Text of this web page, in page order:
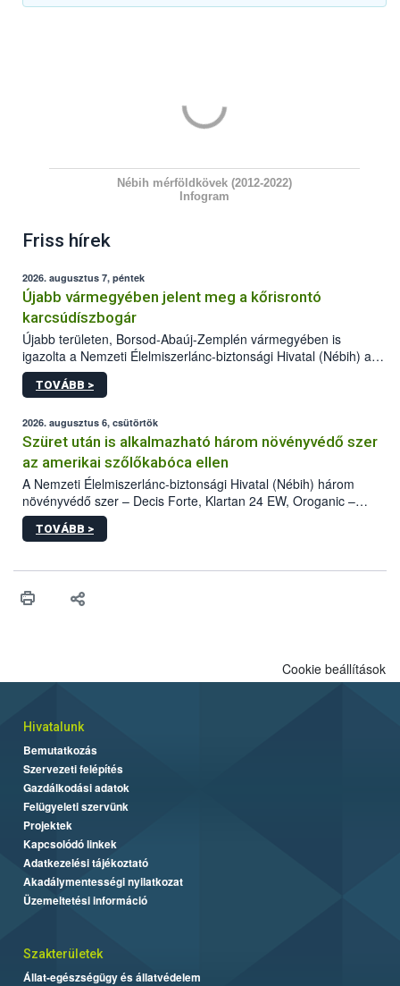
Nébih mérföldkövek (2012-2022)
Infogram
Friss hírek
2026. augusztus 7, péntek
Újabb vármegyében jelent meg a kőrisrontó
karcsúdíszbogár
Újabb területen, Borsod-Abaúj-Zemplén vármegyében is
igazolta a Nemzeti Élelmiszerlánc-biztonsági Hivatal (Nébih) a
kőrisrontó karcsúdíszbogár (Agrilus planipennis) jelenlétét. A
kártevőt nem csak színcsapdában találták meg, de már fertőzött
az intenzív felderítést, emellett az intézkedéseket a szlovák
hatósággal is összehangolják a terjedés megállítása érdekében.
TOVÁBB >
2026. augusztus 6, csütörtök
Szüret után is alkalmazható három növényvédő szer
az amerikai szőlőkabóca ellen
A Nemzeti Élelmiszerlánc-biztonsági Hivatal (Nébih) három
növényvédő szer – Decis Forte, Klartan 24 EW, Oroganic –
engedélyokiratát módosította, így azok a szüretet követően,
egészen a vesszőérettség (BBCH 91) stádiumáig
érésű szőlőkben is legyen lehetőség a károsító elleni további
felhasználók számára is elérhető és ökológiai termesztésben is
TOVÁBB >
Cookie beállítások
Hivatalunk
Bemutatkozás
Szervezeti felépítés
Gazdálkodási adatok
Felügyeleti szervünk
Projektek
Kapcsolódó linkek
Adatkezelési tájékoztató
Akadálymentességi nyilatkozat
Üzemeltetési információ
Szakterületek
Állat-egészségügy és állatvédelem